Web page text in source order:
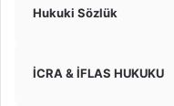
Hukuki Sözlük
İCRA & İFLAS HUKUKU